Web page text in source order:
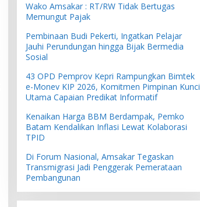
Wako Amsakar : RT/RW Tidak Bertugas
Memungut Pajak
Pembinaan Budi Pekerti, Ingatkan Pelajar
Jauhi Perundungan hingga Bijak Bermedia
Sosial
43 OPD Pemprov Kepri Rampungkan Bimtek
e-Monev KIP 2026, Komitmen Pimpinan Kunci
Utama Capaian Predikat Informatif
Kenaikan Harga BBM Berdampak, Pemko
Batam Kendalikan Inflasi Lewat Kolaborasi
TPID
Di Forum Nasional, Amsakar Tegaskan
Transmigrasi Jadi Penggerak Pemerataan
Pembangunan